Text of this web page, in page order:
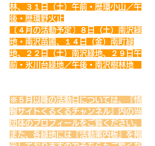
林、３１日（土）午前・歴環小山／午
後・歴環野火止
〔４月の活動予定〕８日（土）南沢緑
地・南沢苗圃、１４日（金）南町緑
地、２２日（土）南沢緑地、２９日午
前・氷川台緑地／午後・南沢樹林地
※５月以降の活動日については、『情
報サイトくるくるチャンネル』内の当
団体のプロフィールをご覧ください。
また、各緑地には『活動案内板』を掲